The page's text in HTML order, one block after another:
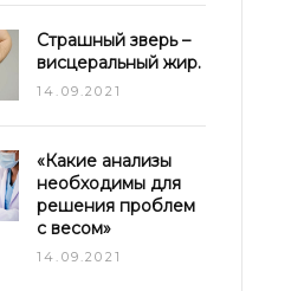
Страшный зверь –
висцеральный жир.
14.09.2021
«Какие анализы
необходимы для
решения проблем
с весом»
14.09.2021